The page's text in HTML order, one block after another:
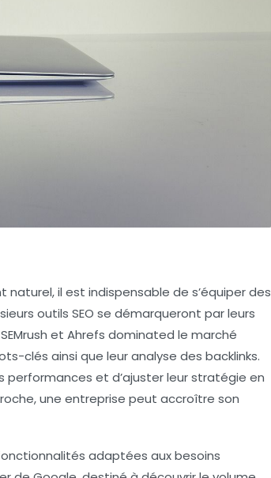
naturel, il est indispensable de s’équiper des
outils SEO se démarqueront par leurs
SEMrush et Ahrefs dominated le marché
clés ainsi que leur analyse des backlinks.
performances et d’ajuster leur stratégie en
une entreprise peut accroître son
adaptées aux besoins